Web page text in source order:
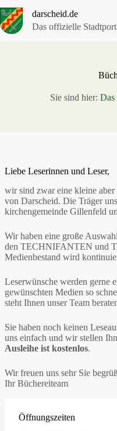
Inhalt
springen
darscheid.de
Das offizielle
Sie sind hier:
Liebe Leserinnen und Leser,
wir sind zwar eine kleine
von Darscheid. Die Träger
kirchengemeinde Gillenfeld
Wir haben eine große
den TECHNIFANTEN und
Medienbestand wird
Leserwünsche werden gerne
gewünschten Medien so
steht Ihnen unser Team
Sie haben noch keinen
uns einfach und wir stellen
Ausleihe ist kostenlos.
Wir freuen uns sehr Sie
Ihr Büchereiteam
Öffnungszeiten